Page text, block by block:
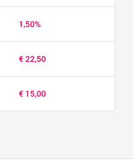
1,50%
€ 22,50
€ 15,00